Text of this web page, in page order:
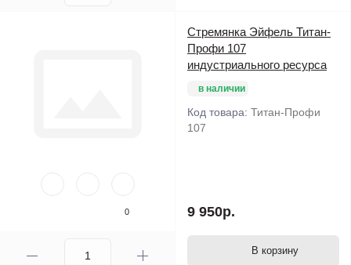
0
Стремянка Эйфель Титан-
Профи 107
индустриального ресурса
в наличии
Код товара: Титан-Профи
107
9 950р.
В корзину